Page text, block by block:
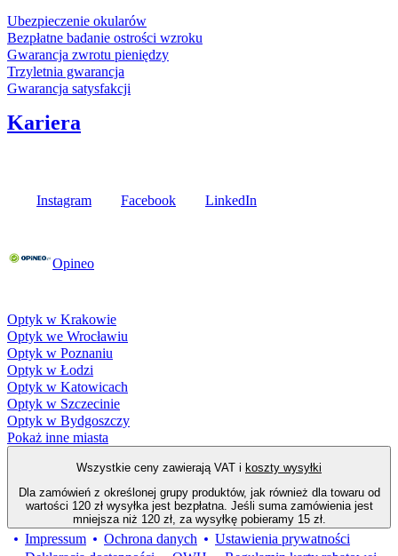
Ubezpieczenie okularów
Bezpłatne badanie ostrości wzroku
Gwarancja zwrotu pieniędzy
Trzyletnia gwarancja
Gwarancja satysfakcji
Kariera
Instagram Facebook LinkedIn
Opineo
Optyk w Krakowie
Optyk we Wrocławiu
Optyk w Poznaniu
Optyk w Łodzi
Optyk w Katowicach
Optyk w Szczecinie
Optyk w Bydgoszczy
Pokaż inne miasta
Wszystkie ceny zawierają VAT i koszty wysyłki
Dla zamówień z określonej grupy produktów, jak również dla towaru od
wartości 120 zł wysyłka jest bezpłatna. Jeśli suma zamówienia jest
mniejsza niż 120 zł, za wysyłkę pobieramy 15 zł.
Impressum Ochrona danych
Ustawienia prywatności